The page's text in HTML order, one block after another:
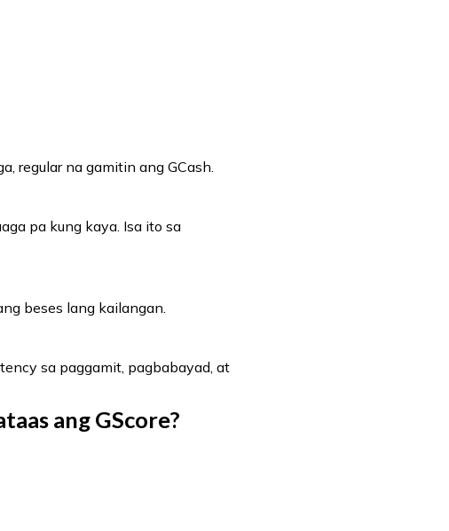
regular na gamitin ang GCash.
pa kung kaya. Isa ito sa
beses lang kailangan.
sa paggamit, pagbabayad, at
ang GScore?